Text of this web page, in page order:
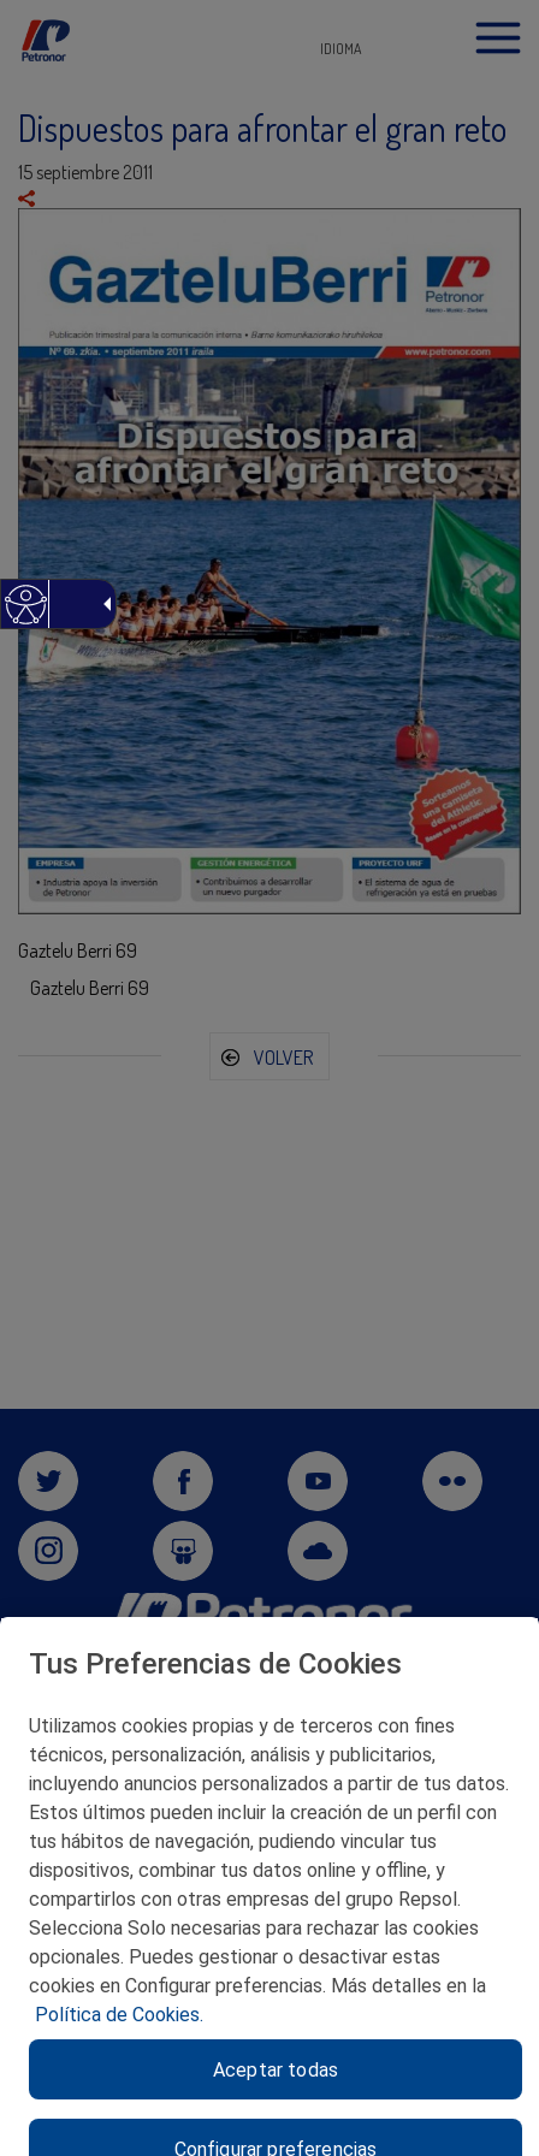
IDIOMA
Dispuestos para afrontar el gran reto
15 septiembre 2011
Gaztelu Berri 69
Gaztelu Berri 69
VOLVER
San Martín 5-Edificio Muñatones,
© 2026 Petronor S.A.
CONTACTO
MAPA WEB
POLITICA DE PRIVACIDAD
POLITICA DE COOKIES
CANAL DE ÉTICA
Tus Preferencias de Cookies
Utilizamos cookies propias y de terceros con fines
técnicos, personalización, análisis y publicitarios,
incluyendo anuncios personalizados a partir de tus datos.
Estos últimos pueden incluir la creación de un perfil con
tus hábitos de navegación, pudiendo vincular tus
dispositivos, combinar tus datos online y offline, y
compartirlos con otras empresas del grupo Repsol.
Selecciona Solo necesarias para rechazar las cookies
opcionales. Puedes gestionar o desactivar estas
cookies en Configurar preferencias. Más detalles en la
Política de Cookies.
Configurar preferencias
Aceptar todas